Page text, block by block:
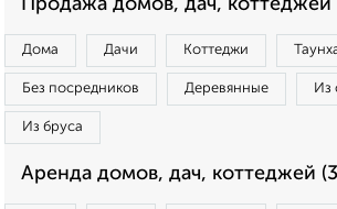
Продажа домов, дач, коттеджей
Дома Дачи Коттеджи
Без посредников Деревянные Из
Из бруса
Аренда домов, дач, коттеджей